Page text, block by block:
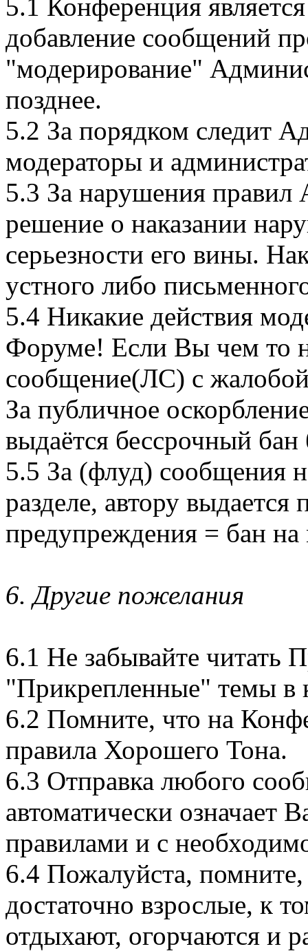
5.1 Конференция
добавление сообщений
"модерирование"
позднее.
5.2 За порядком следит
модераторы и
5.3 За нарушения
решение о наказании
серьезности его вины.
устного либо
5.4 Никакие действия
Форуме! Если Вы чем то
сообщение(ЛС) с
За публичное
выдаётся бессрочный
5.5 За (флуд) сообщения
разделе, автору
предупреждения = бан на
6. Другие пожелания
6.1 Не забывайте читать
"Прикрепленные" темы в
6.2 Помните, что на
правила Хорошего Тона.
6.3 Отправка любого
автоматически означает
правилами и с
6.4 Пожалуйста,
достаточно взрослые, к
отдыхают, огорчаются и